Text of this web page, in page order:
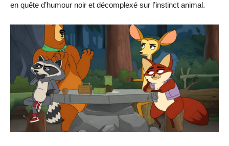
en quête d’humour noir et décomplexé sur l’instinct animal.